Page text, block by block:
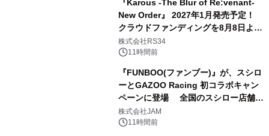
『Karous -The Blur of Re:venant-
New Order』 2027年1月発売予定！
クラウドファンディングを8月8日より
開始
株式会社RS34
11時間前
『FUNBOO(ファンブー)』が、スシロ
ーとGAZOO Racing 初コラボキャン
ペーンに登場 全国のスシロー店舗で
GR 4車種の FUNBOO(ミニカー)付き
メニューが展開されます
株式会社JAM
11時間前